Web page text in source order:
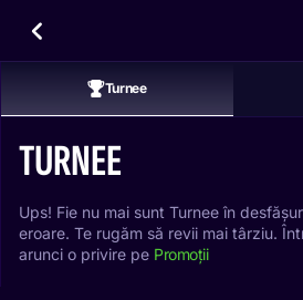
Turnee
TURNEE
Ups! Fie nu mai sunt Turnee în
eroare. Te rugăm să revii mai târziu.
arunci o privire pe Promoții